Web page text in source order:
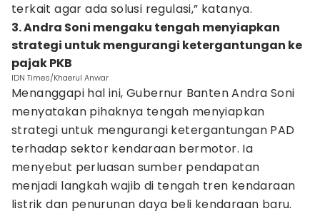
terkait agar ada solusi regulasi,” katanya.
3. Andra Soni mengaku tengah menyiapkan
strategi untuk mengurangi ketergantungan ke
pajak PKB
IDN Times/Khaerul Anwar
Menanggapi hal ini, Gubernur Banten Andra Soni
menyatakan pihaknya tengah menyiapkan
strategi untuk mengurangi ketergantungan PAD
terhadap sektor kendaraan bermotor. Ia
menyebut perluasan sumber pendapatan
menjadi langkah wajib di tengah tren kendaraan
listrik dan penurunan daya beli kendaraan baru.